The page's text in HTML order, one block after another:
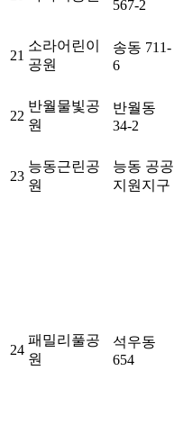
567-2
21
소라어린이
공원
송동 711-
6
22
반월물빛공
원
반월동
34-2
23
능동근린공
원
능동 공공
지원지구
24
패밀리풀공
원
석우동
654